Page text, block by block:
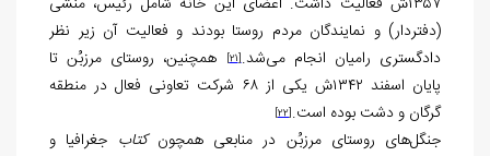
(دفتردار) و نمایندگان مردم روستا بودند و فعالیت آن زیر نظر
دادگستری رامیان انجام می‌شد.[21]
همچنین، روستای مرزبُن تا
پایان اسفند ۱۳۴۲ش یکی از ۶۸ شرکت تعاونی فعال در منطقه
گرگان و دشت بوده است.[22]
جنگل‌های روستای مرزبُن در منابعی همچونکتاب جغرافیا و